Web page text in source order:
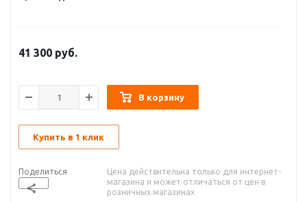
41 300 руб.
В корзину
Купить в 1 клик
Поделиться
Цена действительна только для интернет-
магазина и может отличаться от цен в
розничных магазинах